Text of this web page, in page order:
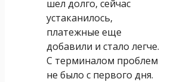
шел долго, сейчас
устаканилось,
платежные еще
добавили и стало легче.
С терминалом проблем
не было с первого дня.